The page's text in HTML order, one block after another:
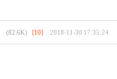
(82.6K) [10] 2018-11-30 17:35:24